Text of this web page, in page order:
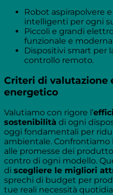
Robot aspirapolvere
intelligenti per ogni
Piccoli e grandi
funzionale e
Dispositivi smart per
controllo remoto.
Criteri di valutazione
energetico
Valutiamo con rigore l’
sostenibilità di ogni
oggi fondamentali per
ambientale.
alle promesse dei
contro di ogni modello.
di scegliere le migliori
sprechi di budget per
tue reali necessità